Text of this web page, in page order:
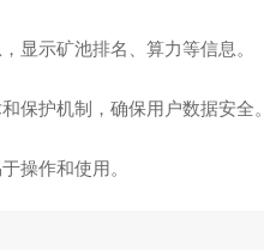
显示矿池排名、算力等信息。
保护机制，确保用户数据安全。
操作和使用。